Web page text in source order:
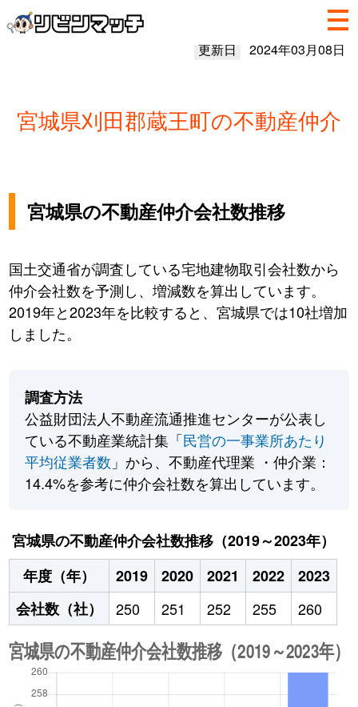
更新日 2024年03月08日
宮城県刈田郡蔵王町の不動産仲介
宮城県の不動産仲介会社数推移
国土交通省が調査している宅地建物取引会社数から
仲介会社数を予測し、増減数を算出しています。
2019年と2023年を比較すると、宮城県では10社増加
しました。
調査方法
公益財団法人不動産流通推進センターが公表し
ている不動産業統計集「民営の一事業所あたり
平均従業者数 」から、不動産代理業 ・仲介業：
14.4%を参考に仲介会社数を算出しています。
宮城県の不動産仲介会社数推移（2019～2023年）
年度（年）
2019 2020 2021 2022
2023
会社数（社）
250 251 252 255 260